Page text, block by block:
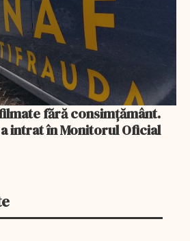
fără consimțământ.
intrat în Monitorul Oficial